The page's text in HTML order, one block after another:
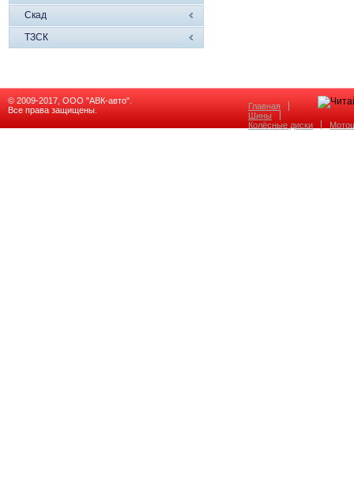
Скад
ТЗСК
© 2009-2017, ООО "АВК-авто".
Все права защищены.
Главная
Шины
Колёсные диски